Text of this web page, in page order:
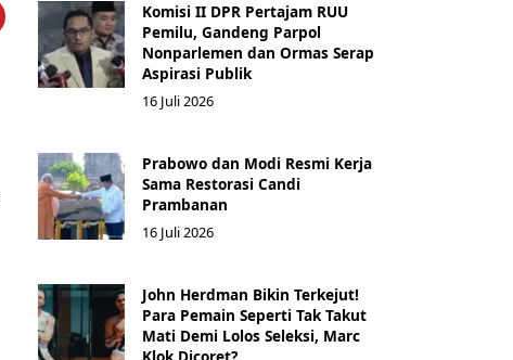
Komisi II DPR Pertajam RUU
Pemilu, Gandeng Parpol
Nonparlemen dan Ormas Serap
Aspirasi Publik
16 Juli 2026
Prabowo dan Modi Resmi Kerja
Sama Restorasi Candi
Prambanan
16 Juli 2026
John Herdman Bikin Terkejut!
Para Pemain Seperti Tak Takut
Mati Demi Lolos Seleksi, Marc